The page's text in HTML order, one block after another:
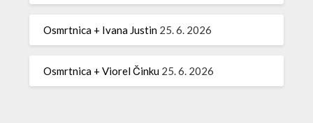
Osmrtnica + Ivana Justin 25. 6. 2026
Osmrtnica + Viorel Činku 25. 6. 2026